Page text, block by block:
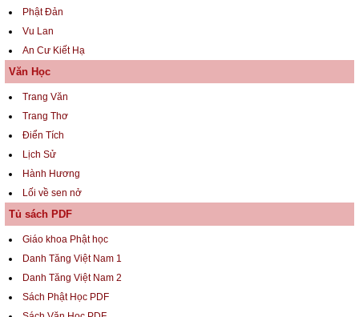
Phật Đản
Vu Lan
An Cư Kiết Hạ
Văn Học
Trang Văn
Trang Thơ
Điển Tích
Lịch Sử
Hành Hương
Lối về sen nở
Tủ sách PDF
Giáo khoa Phật học
Danh Tăng Việt Nam 1
Danh Tăng Việt Nam 2
Sách Phật Học PDF